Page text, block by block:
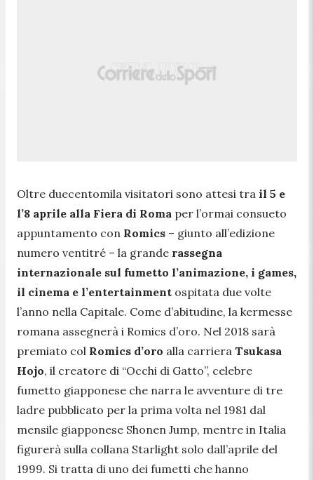
Oltre duecentomila visitatori sono attesi tra il 5 e
l’8 aprile alla Fiera di Roma per l’ormai consueto
appuntamento con Romics – giunto all’edizione
numero ventitré – la grande rassegna
internazionale sul fumetto l’animazione, i games,
il cinema e l’entertainment ospitata due volte
l’anno nella Capitale. Come d’abitudine, la kermesse
romana assegnerà i Romics d’oro. Nel 2018 sarà
premiato col Romics d’oro alla carriera Tsukasa
Hojo, il creatore di “Occhi di Gatto”, celebre
fumetto giapponese che narra le avventure di tre
ladre pubblicato per la prima volta nel 1981 dal
mensile giapponese Shonen Jump, mentre in Italia
figurerà sulla collana Starlight solo dall’aprile del
1999. Si tratta di uno dei fumetti che hanno